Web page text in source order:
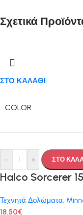
Σχετικά
ΣΤΟ ΚΑΛΑΘΙ
COLOR
- + ΣΤΟ
Halco Sorcerer
Τεχνητά Δολώματα,
18.50€